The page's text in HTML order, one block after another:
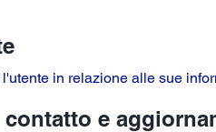
in relazione alle sue
e